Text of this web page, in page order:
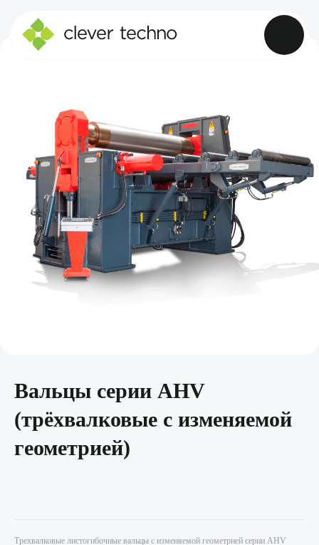
Вальцы серии AHV
(трёхвалковые c изменяемой
геометрией)
AKYAPAK
Трехвалковые листогибочные вальцы с изменяемой геометрией серии AHV